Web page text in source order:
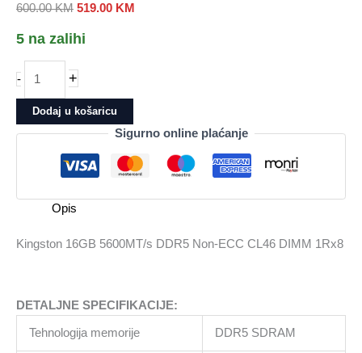
600.00KM Izvorna
bila
600.00 KM.
519.00 KM
5 na zalihi
-
Kingston
16GB
5600MHz
DDR5CL46,
DIMM,1Rx8
količina
+
Dodaj u košaricu
Sigurno online plaćanje
Opis
Kingston 16GB 5600MT/s DDR5 Non-ECC CL46 DIMM 1Rx8
DETALJNE SPECIFIKACIJE:
Tehnologija memorije DDR5 SDRAM